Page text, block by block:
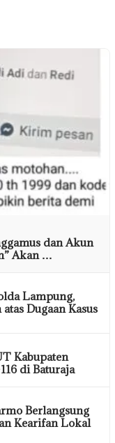
dan Akun
Akan …
Lampung,
Dugaan Kasus
Kabupaten
di Baturaja
Berlangsung
Kearifan Lokal